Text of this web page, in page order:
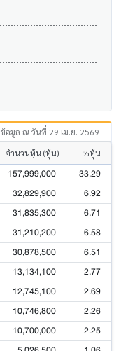
ข้อมูล ณ วันที่ 29 เม.ย. 2569
จำนวนหุ้น (หุ้น) %หุ้น
157,999,000 33.29
32,829,900 6.92
31,835,300 6.71
31,210,200 6.58
30,878,500 6.51
13,134,100 2.77
12,745,100 2.69
10,746,800 2.26
10,700,000 2.25